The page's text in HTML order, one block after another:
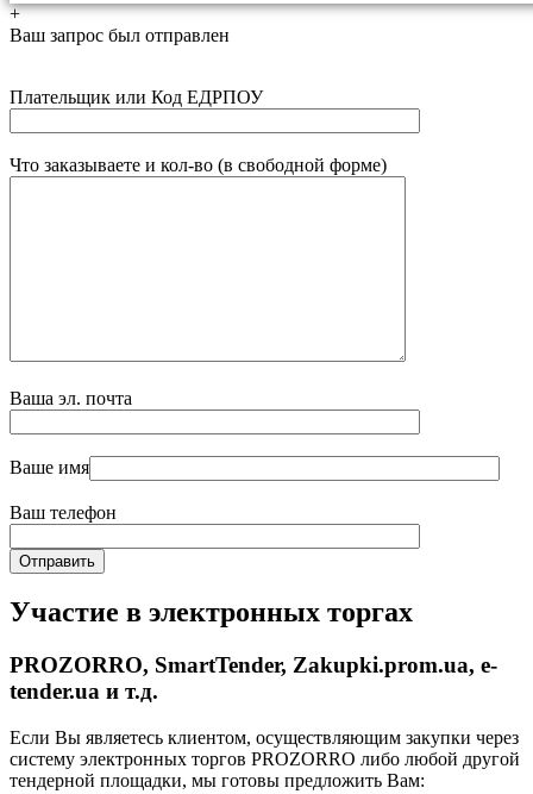
+
Ваш запрос был отправлен
Плательщик или Код ЕДРПОУ
Что заказываете и кол-во (в свободной форме)
Ваша эл. почта
Ваше имя
Ваш телефон
Участие в электронных торгах
PROZORRO, SmartTender, Zakupki.prom.ua, e-
tender.ua и т.д.
Если Вы являетесь клиентом, осуществляющим закупки через
систему электронных торгов PROZORRO либо любой другой
тендерной площадки, мы готовы предложить Вам: